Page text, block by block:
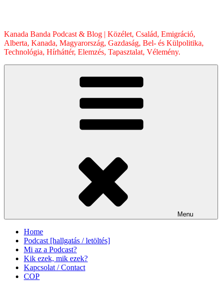
Kanada Banda Podcast & Blog | Közélet, Család, Emigráció,
Alberta, Kanada, Magyarország, Gazdaság, Bel- és Külpolitika,
Technológia, Hírháttér, Elemzés, Tapasztalat, Vélemény.
Menu
Home
Podcast [hallgatás / letöltés]
Mi az a Podcast?
Kik ezek, mik ezek?
Kapcsolat / Contact
COP